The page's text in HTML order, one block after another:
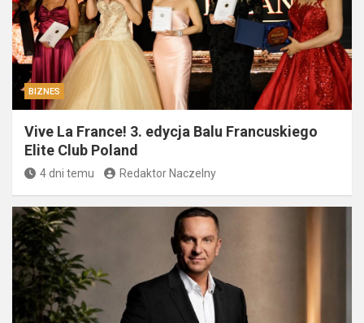
BIZNES
Vive La France! 3. edycja Balu Francuskiego
Elite Club Poland
4 dni temu Redaktor Naczelny